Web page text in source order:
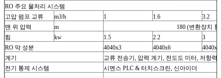
RO 주요 물처리 시스템
고압 펌프 교류
m3/h 1 1.6
3.2
맨 위 압력
m
180 (변환장치
힘
kw 1.5 2.2
3
RO 막 성분
4040x3 4040x6
계기
교류 전송기, 압력 계기, 전도도 미터, 저항력
전기 통제 시스템
시멘스 PLC & 터치스크린, 신아이더